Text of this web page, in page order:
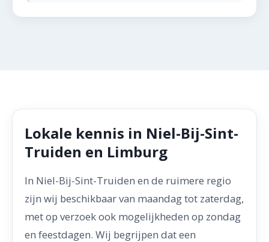
Lokale kennis in Niel-Bij-Sint-
Truiden en Limburg
In Niel-Bij-Sint-Truiden en de ruimere regio
zijn wij beschikbaar van maandag tot zaterdag,
met op verzoek ook mogelijkheden op zondag
en feestdagen. Wij begrijpen dat een